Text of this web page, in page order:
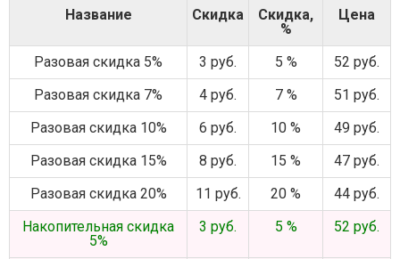
Название Скидка
Скидка,
%
Цена
Разовая скидка 5% 3 руб. 5 %
52 руб.
Разовая скидка 7%
4 руб. 7 %
51 руб.
Разовая скидка 10%
6 руб. 10 %
49 руб.
Разовая скидка 15%
8 руб. 15 %
47 руб.
Разовая скидка 20%
11 руб. 20 %
44 руб.
Накопительная скидка
5%
3 руб. 5 % 52 руб.